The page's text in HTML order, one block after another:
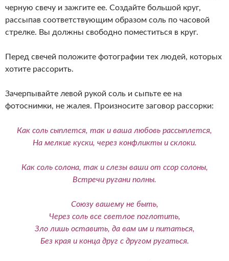
черную свечу и зажгите ее. Создайте большой круг,
рассыпав соответствующим образом соль по часовой
стрелке. Вы должны свободно поместиться в круг.
Перед свечей положите фотографии тех людей, которых
хотите рассорить.
Зачерпывайте левой рукой соль и сыпьте ее на
фотоснимки, не жалея. Произносите заговор рассорки:
Как соль сыплется, так и ваша любовь рассыплется,
На мелкие куски, через конфликты и склоки.
Как соль солона, так и слезы ваши от ссор солоны,
Встречи ругани полны.
Союзу вашему не быть,
Через соль все светлое поглотить,
Зло лишь оставить, да вам им и питаться,
Без края и конца друг с другом ругаться.